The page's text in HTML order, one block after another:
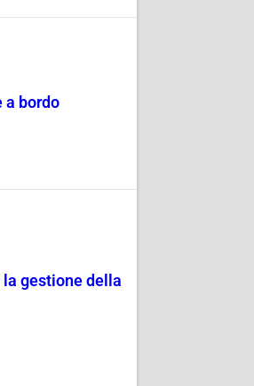
a bordo
gestione della